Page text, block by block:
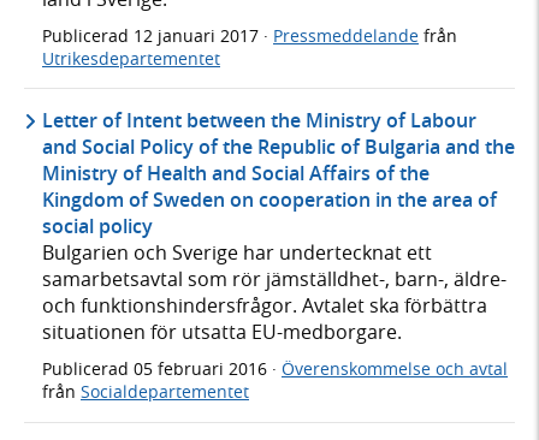
Publicerad 12 januari 2017 · Pressmeddelande från
Utrikesdepartementet
Letter of Intent between the Ministry of Labour
and Social Policy of the Republic of Bulgaria and the
Ministry of Health and Social Affairs of the
Kingdom of Sweden on cooperation in the area of
social policy
Bulgarien och Sverige har undertecknat ett
samarbetsavtal som rör jämställdhet-, barn-, äldre-
och funktionshindersfrågor. Avtalet ska förbättra
situationen för utsatta EU-medborgare.
Publicerad 05 februari 2016 · Överenskommelse och avtal
från Socialdepartementet